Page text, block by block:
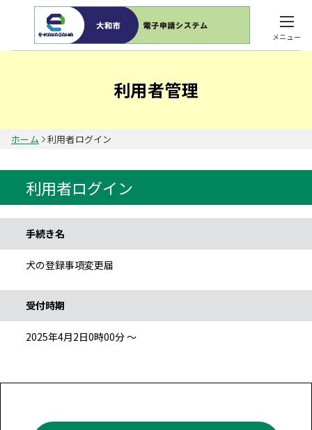
メニュー
利用者管理
ホーム 利用者ログイン
利用者ログイン
手続き名
犬の登録事項変更届
受付時期
2025年4月2日0時00分 ～